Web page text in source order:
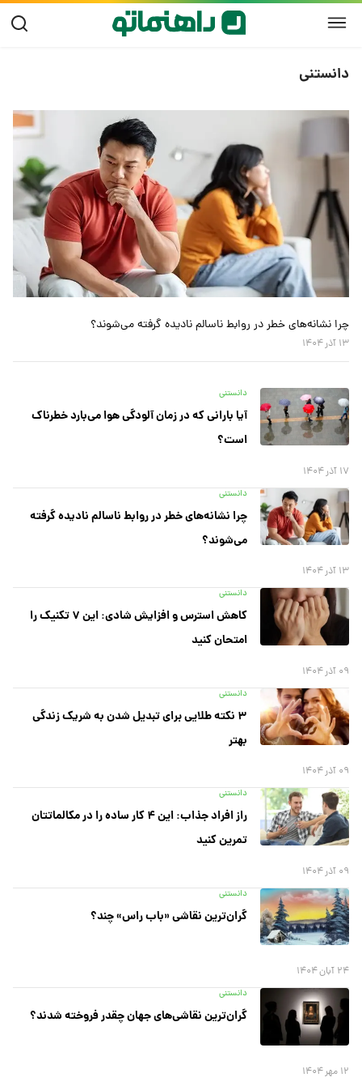
دانستنی
چرا نشانه‌های خطر در روابط ناسالم نادیده گرفته می‌شوند؟
۱۳ آذر ۱۴۰۴
دانستنی
آیا بارانی که در زمان آلودگی هوا می‌بارد خطرناک
است؟
۱۷ آذر ۱۴۰۴
دانستنی
چرا نشانه‌های خطر در روابط ناسالم نادیده گرفته
می‌شوند؟
۱۳ آذر ۱۴۰۴
دانستنی
کاهش استرس و افزایش شادی: این ۷ تکنیک را
امتحان کنید
۰۹ آذر ۱۴۰۴
دانستنی
۳ نکته طلایی برای تبدیل شدن به شریک زندگی
بهتر
۰۹ آذر ۱۴۰۴
دانستنی
راز افراد جذاب: این ۴ کار ساده را در مکالماتتان
تمرین کنید
۰۹ آذر ۱۴۰۴
دانستنی
گران‌ترین نقاشی «باب راس» چند؟
۲۴ آبان ۱۴۰۴
دانستنی
گران‌ترین نقاشی‌های جهان چقدر فروخته شدند؟
۱۲ مهر ۱۴۰۴